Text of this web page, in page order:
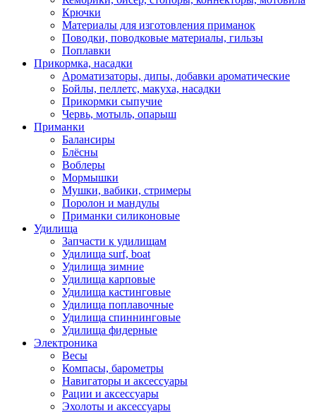
Крючки
Материалы для изготовления приманок
Поводки, поводковые материалы, гильзы
Поплавки
Прикормка, насадки
Ароматизаторы, дипы, добавки ароматические
Бойлы, пеллетс, макуха, насадки
Прикормки сыпучие
Червь, мотыль, опарыш
Приманки
Балансиры
Блёсны
Воблеры
Мормышки
Мушки, вабики, стримеры
Поролон и мандулы
Приманки силиконовые
Удилища
Запчасти к удилищам
Удилища surf, boat
Удилища зимние
Удилища карповые
Удилища кастинговые
Удилища поплавочные
Удилища спиннинговые
Удилища фидерные
Электроника
Весы
Компасы, барометры
Навигаторы и аксессуары
Рации и аксессуары
Эхолоты и аксессуары